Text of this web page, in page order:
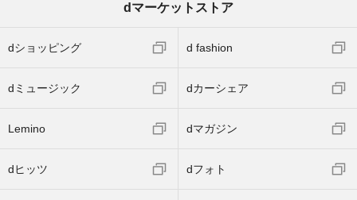
dマーケットストア
dショッピング d fashion
dミュージック dカーシェア
Lemino dマガジン
dヒッツ dフォト